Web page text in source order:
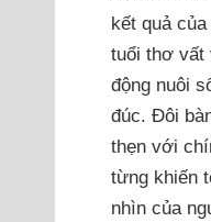
kết quả
tuổi thơ vất
động nuôi
đúc. Đôi
thẹn với
từng khiến
nhìn của